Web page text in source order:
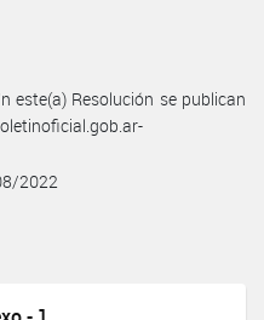
este(a) Resolución se publican
2022